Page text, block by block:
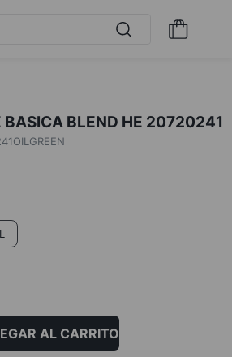
BASICA BLEND HE 20720241
AL CARRITO